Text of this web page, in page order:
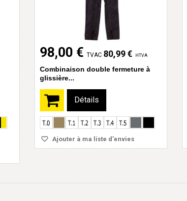
98,00 € TVAC 80,99 € HTVA
Combinaison double fermeture à
glissière...
Détails
Ajouter à ma liste d'envies